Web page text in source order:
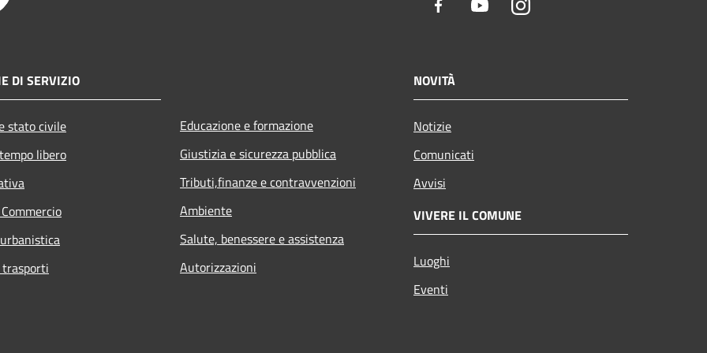
Facebook YoutubeInstagram
DI SERVIZIO
stato civile
libero
Educazione e formazione
Giustizia e sicurezza pubblica
Tributi,finanze e contravvenzioni
Ambiente
Salute, benessere e assistenza
Autorizzazioni
NOVITÀ
Notizie
Comunicati
Avvisi
VIVERE IL COMUNE
Luoghi
Eventi